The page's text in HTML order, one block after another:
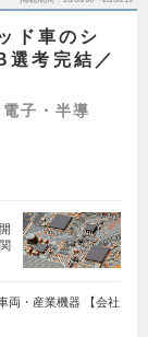
ド車のシ
選考完結／
子・半導
両・産業機器 【会社